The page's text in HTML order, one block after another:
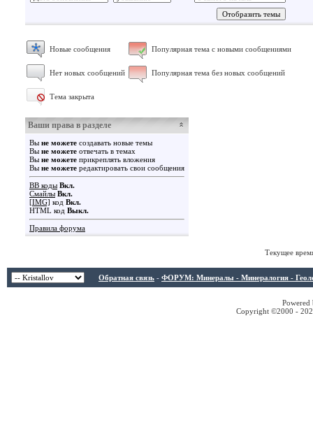
Новые сообщения Популярная тема с новыми сообщениями
Нет новых сообщений Популярная тема без новых сообщений
Тема закрыта
Ваши права в разделе
Вы не можете создавать новые темы
Вы не можете отвечать в темах
Вы не можете прикреплять вложения
Вы не можете редактировать свои сообщения
BB коды Вкл.
Смайлы Вкл.
[IMG] код Вкл.
HTML код Выкл.
Правила форума
Текущее
Обратная связь - ФОРУМ: Минералы - Минералогия -
Copyright ©2000 -